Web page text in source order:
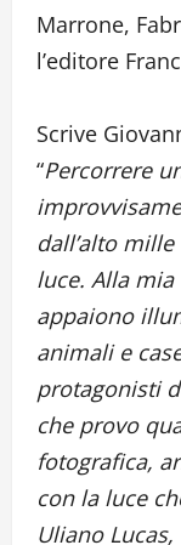
Marrone,
l’editore
Scrive
“Percorrere
dall’alto
luce. Alla
appaiono
animali e
protagonisti
che provo
fotografica,
con la luce
Uliano